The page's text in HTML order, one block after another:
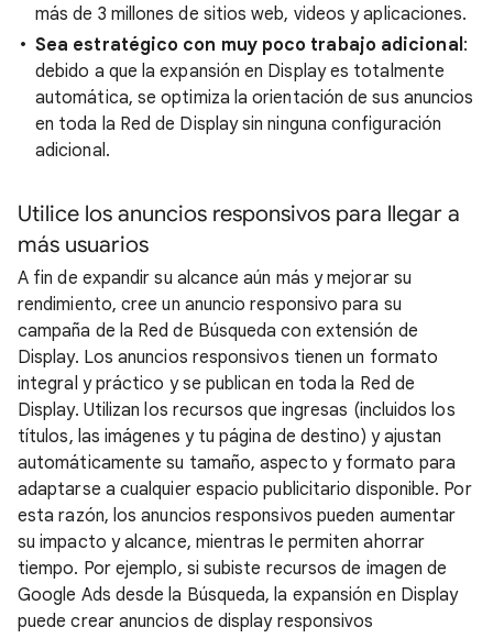
más de 3 millones de sitios web, videos y aplicaciones.
Sea estratégico con muy poco trabajo adicional:
debido a que la expansión en Display es totalmente
automática, se optimiza la orientación de sus anuncios
en toda la Red de Display sin ninguna configuración
adicional.
Utilice los anuncios responsivos para llegar a
más usuarios
A fin de expandir su alcance aún más y mejorar su
rendimiento, cree un anuncio responsivo para su
campaña de la Red de Búsqueda con extensión de
Display. Los anuncios responsivos tienen un formato
integral y práctico y se publican en toda la Red de
Display. Utilizan los recursos que ingresas (incluidos los
títulos, las imágenes y tu página de destino) y ajustan
automáticamente su tamaño, aspecto y formato para
adaptarse a cualquier espacio publicitario disponible. Por
esta razón, los anuncios responsivos pueden aumentar
su impacto y alcance, mientras le permiten ahorrar
tiempo. Por ejemplo, si subiste recursos de imagen de
Google Ads desde la Búsqueda, la expansión en Display
puede crear anuncios de display responsivos